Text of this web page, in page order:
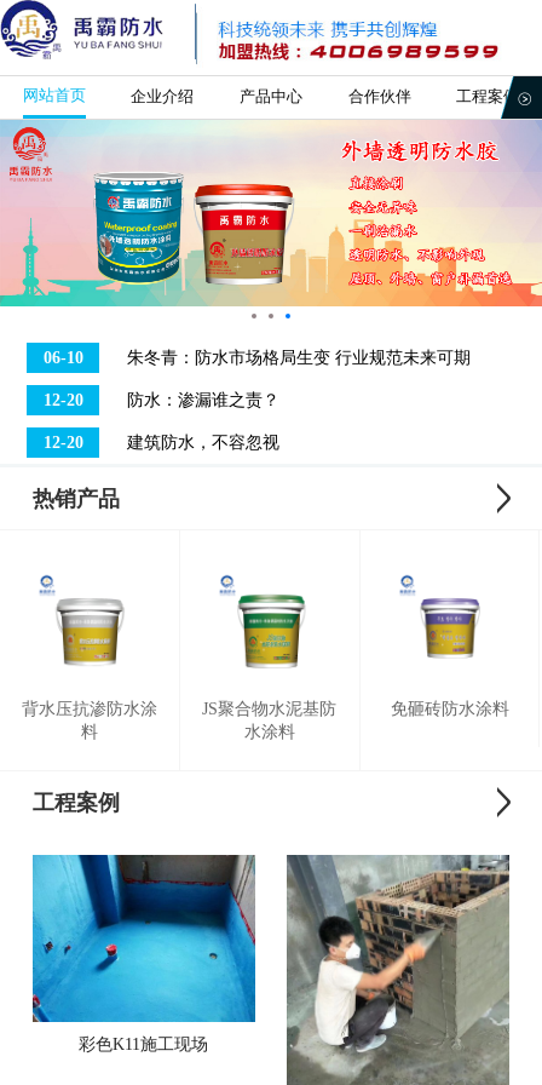
网站首页 企业介绍 产品中心 合作伙伴 工程案例
06-10 朱冬青：防水市场格局生变 行业规范未来可期
12-20 防水：渗漏谁之责？
12-20 建筑防水，不容忽视
热销产品
背水压抗渗防水涂
料
JS聚合物水泥基防
水涂料
免砸砖防水涂料
工程案例
彩色K11施工现场